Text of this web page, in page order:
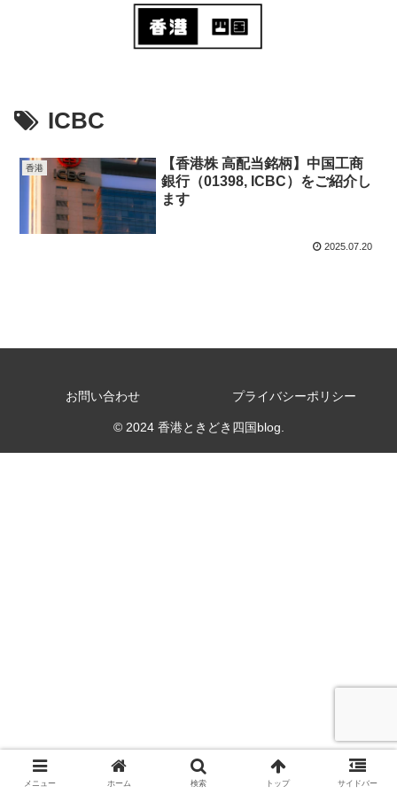
ICBC
香港
【香港株 高配当銘柄】中国工商
銀行（01398, ICBC）をご紹介し
ます
2025.07.20
お問い合わせ プライバシーポリシー
© 2024 香港ときどき四国blog.
メニュー ホーム 検索 トップ サイドバー